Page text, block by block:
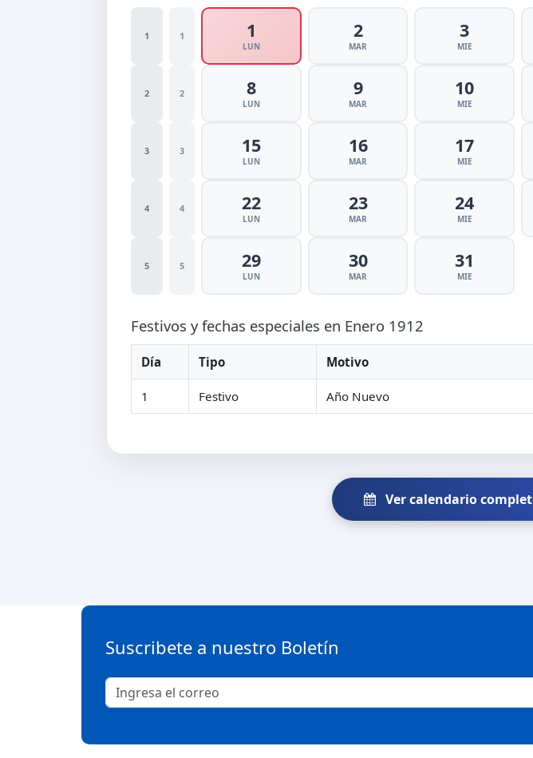
1 1 1
LUN
2
MAR
3
MIE
2 2 8
LUN
9
MAR
10
MIE
3 3 15
LUN
16
MAR
17
MIE
4 4 22
LUN
23
MAR
24
MIE
5 5 29
LUN
30
MAR
31
MIE
Festivos y fechas especiales en Enero 1912
Día Tipo Motivo
1 Festivo Año Nuevo
Ver calendario
Suscribete a nuestro Boletín